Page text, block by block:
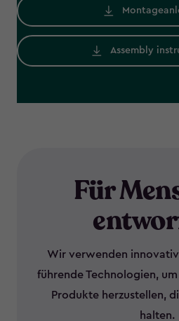
Assembly
Für
Wir verwenden
führende Technologien,
Produkte herzustellen,
halten.